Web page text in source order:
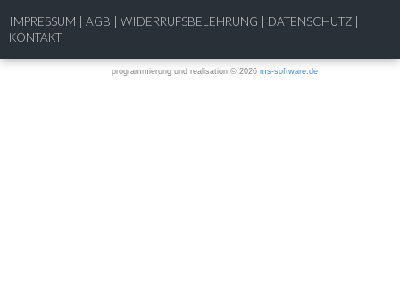
IMPRESSUM AGB WIDERRUFSBELEHRUNG DATENSCHUTZ
KONTAKT
programmierung und realisation © 2026 ms-software.de